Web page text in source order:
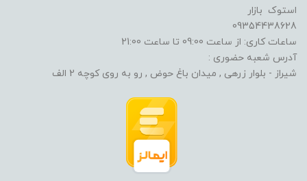
استوک بازار
09354438628
ساعات کاری: از ساعت 09:00 تا ساعت 21:00
آدرس شعبه حضوری :
شیراز - بلوار زرهی , میدان باغ حوض , رو به روی کوچه 2 الف